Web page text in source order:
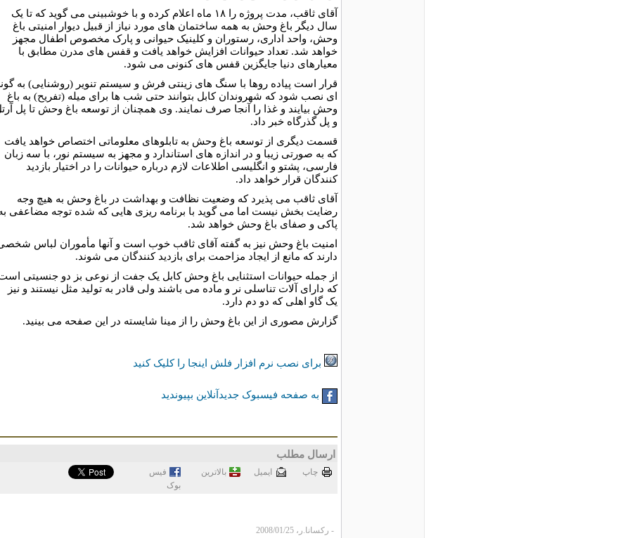
آقای ثاقب، مدت پروژه را ۱۸ ماه اعلام کرده و با خوشبینی می گوید که تا یک
سال دیگر باغ وحش به همه ساختمان های مورد نیاز از قبیل دیوار امنیتی باغ
وحش، واحد اداری، رستوران و کلینیک حیوانی و پارک مخصوص اطفال مجهز
خواهد شد. تعداد حیوانات افزایش خواهد یافت و قفس های مدرن مطابق با
معیارهای دنیا جایگزین قفس های کنونی مى شود.
قرار است پیاده روها با سنگ های زینتی فرش و سیستم تنویر (روشنایی) به
ای نصب شود که شهروندان کابل بتوانند حتی شب ها برای میله (تفریح) به باغ
وحش بیایند و غذا را آنجا صرف نمایند. وی همچنان از توسعه باغ وحش تا پل
و پل گذرگاه خبر داد.
قسمت دیگری از توسعه باغ وحش به تابلوهای معلوماتی اختصاص خواهد یافت
که به صورتی زیبا و در اندازه های استاندارد و مجهز به سیستم نور، با سه زبان
فارسی، پشتو و انگلیسی اطلاعات لازم درباره حیوانات را در اختيار بازدید
کنندگان قرار خواهد داد.
آقای ثاقب می پذیرد که وضعیت نظافت و بهداشت در باغ وحش به هیچ وجه
رضایت بخش نیست اما می گوید با برنامه ریزی هایی که شده توجه مضاعفی
پاکی و صفای باغ وحش خواهد شد.
امنیت باغ وحش نیز به گفته آقای ثاقب خوب است و آنها مأموران لباس
دارند که مانع از ایجاد مزاحمت برای بازدید کنندگان می شوند.
از جمله حیوانات استثنایی باغ وحش کابل یک جفت از نوعی بز دو جنسیتی
که دارای آلات تناسلی نر و ماده می باشند ولی قادر به تولید مثل نیستند و نیز
یک گاو اهلی که دو دم دارد.
گزارش مصورى از اين باغ وحش را از مينا شايسته در اين صفحه مى بينيد.
برای نصب نرم افزار فلش اینجا را کلیک کنید
به صفحه فیسبوک جدیدآنلاین بپیوندید
ارسال مطلب
چاپ ايميل بالاترین
فيس
بوک
- رکسانا.ر، 2008/01/25